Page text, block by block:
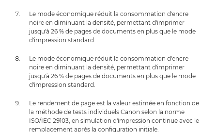
Le mode économique réduit la consommation d'encre
noire en diminuant la densité, permettant d'imprimer
jusqu'à 26 % de pages de documents en plus que le mode
d'impression standard.
Le mode économique réduit la consommation d'encre
noire en diminuant la densité, permettant d'imprimer
jusqu'à 26 % de pages de documents en plus que le mode
d'impression standard.
Le rendement de page est la valeur estimée en fonction de
la méthode de tests individuels Canon selon la norme
ISO/IEC 29103, en simulation d'impression continue avec le
remplacement après la configuration initiale.